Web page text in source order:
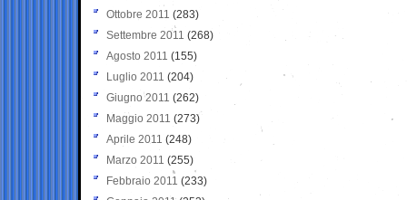
Ottobre 2011 (283)
Settembre 2011 (268)
Agosto 2011 (155)
Luglio 2011 (204)
Giugno 2011 (262)
Maggio 2011 (273)
Aprile 2011 (248)
Marzo 2011 (255)
Febbraio 2011 (233)